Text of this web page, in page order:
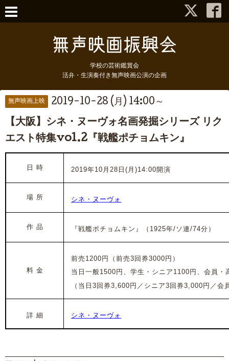
学校の芸術鑑賞会
活弁・生演奏付き無声映画公演の企画
無声映画上映 2019-10-28 (月) 14:00～
【大阪】シネ・ヌーヴォ名画発掘シリーズ リク
エスト特集vol.2『戦艦ポチョムキン』
日 時 2019年10月28日(月)14:00開演
場 所 シネ・ヌーヴォ
作 品 『戦艦ポチョムキン』（1925年/ソ連/74分）
料 金
前売1200円（前売3回券3000円）
当日一般1500円、学生・シニア1100円、会員・
（ 当日3回券3,600円／シニア3回券3,000円／会
詳 細 シネ・ヌーヴォ